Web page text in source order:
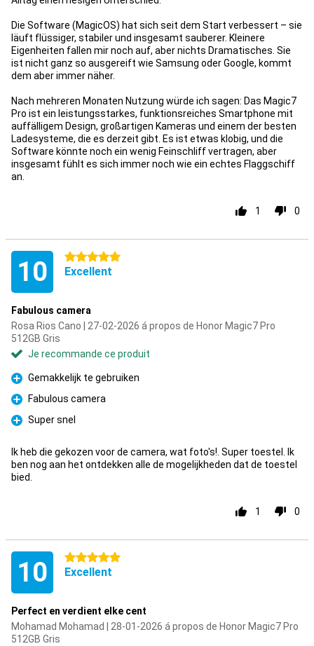
Die Software (MagicOS) hat sich seit dem Start verbessert – sie
läuft flüssiger, stabiler und insgesamt sauberer. Kleinere
Eigenheiten fallen mir noch auf, aber nichts Dramatisches. Sie
ist nicht ganz so ausgereift wie Samsung oder Google, kommt
dem aber immer näher.
Nach mehreren Monaten Nutzung würde ich sagen: Das Magic7
Pro ist ein leistungsstarkes, funktionsreiches Smartphone mit
auffälligem Design, großartigen Kameras und einem der besten
Ladesysteme, die es derzeit gibt. Es ist etwas klobig, und die
Software könnte noch ein wenig Feinschliff vertragen, aber
insgesamt fühlt es sich immer noch wie ein echtes Flaggschiff
an.
1 0
10 5 étoiles
Excellent
Fabulous camera
Rosa Rios Cano | 27-02-2026 á propos de Honor Magic7 Pro
512GB Gris
Je recommande ce produit
Pour
Gemakkelijk te gebruiken
Pour
Fabulous camera
Pour
Super snel
Ik heb die gekozen voor de camera, wat foto's!. Super toestel. Ik
ben nog aan het ontdekken alle de mogelijkheden dat de toestel
bied.
1 0
10 5 étoiles
Excellent
Perfect en verdient elke cent
Mohamad Mohamad | 28-01-2026 á propos de Honor Magic7 Pro
512GB Gris